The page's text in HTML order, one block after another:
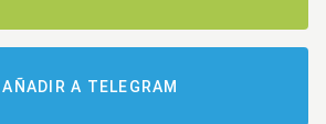
AÑADIR A TELEGRAM